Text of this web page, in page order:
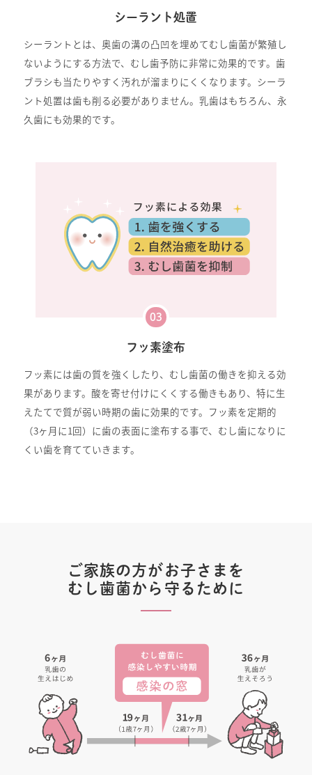
シーラント処置
シーラントとは、奥歯の溝の凸凹を埋めてむし歯菌が繁殖し
ないようにする方法で、むし歯予防に非常に効果的です。歯
ブラシも当たりやすく汚れが溜まりにくくなります。シーラ
ント処置は歯も削る必要がありません。乳歯はもちろん、永
久歯にも効果的です。
03
フッ素塗布
フッ素には歯の質を強くしたり、むし歯菌の働きを抑える効
果があります。酸を寄せ付けにくくする働きもあり、特に生
えたてで質が弱い時期の歯に効果的です。フッ素を定期的
（3ヶ月に1回）に歯の表面に塗布する事で、むし歯になりに
くい歯を育てていきます。
ご家族の方がお子さまを
むし歯菌から守るために